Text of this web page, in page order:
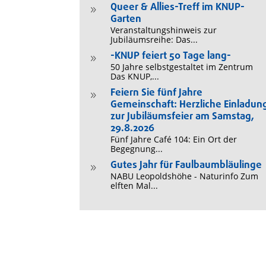
9
Queer & Allies-Treff im KNUP-
Garten
Veranstaltungshinweis zur
Jubiläumsreihe: Das...
9 -KNUP feiert 50 Tage lang-
50 Jahre selbstgestaltet im Zentrum
Das KNUP,...
9
Feiern Sie fünf Jahre
Gemeinschaft: Herzliche
zur Jubiläumsfeier am Samstag,
29.8.2026
Fünf Jahre Café 104: Ein Ort der
Begegnung...
9 Gutes Jahr für Faulbaumbläulinge
NABU Leopoldshöhe - Naturinfo Zum
elften Mal...